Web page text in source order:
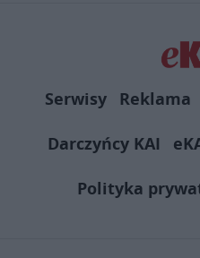
Serwisy Reklama
Darczyńcy KAI
Polityka